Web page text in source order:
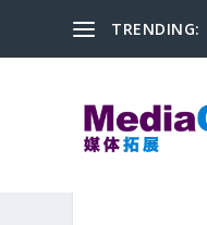
TRENDING: